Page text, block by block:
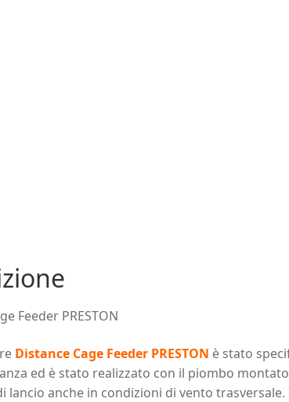
Feeder PRESTON
Distance Cage Feeder PRESTON è stato
ed è stato realizzato con il piombo
lancio anche in condizioni di vento